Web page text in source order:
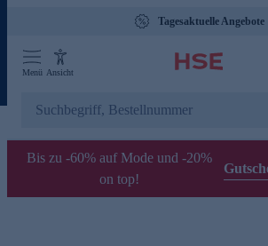
Tagesaktuelle Angebote
Menü Ansicht
Bis zu -60% auf Mode und -20%
on top!